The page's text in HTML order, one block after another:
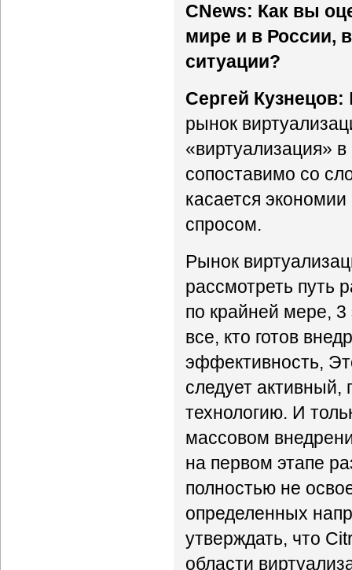
CNews: Как вы
мире и в России,
ситуации?
Сергей Кузнецов:
рынок
«виртуализация»
сопоставимо со
касается
спросом.
Рынок
рассмотреть путь
по крайней мере,
все, кто готов
эффективность,
следует активный,
технологию. И
массовом
на первом этапе
полностью не
определенных
утверждать, что
области